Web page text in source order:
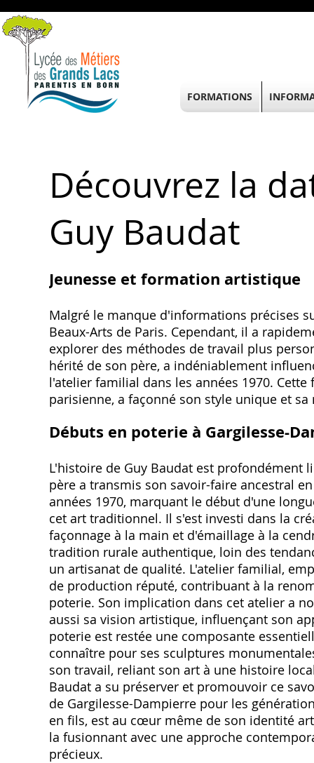
Découvrez la
Guy Baudat
Jeunesse et formation artistique
Malgré le manque d'informations précises
Beaux-Arts de Paris. Cependant, il a
explorer des méthodes de travail plus
hérité de son père, a indéniablement
l'atelier familial dans les années 1970.
parisienne, a façonné son style unique et
Débuts en poterie à Gargilesse-
L'histoire de Guy Baudat est profondément
père a transmis son savoir-faire ancestral
années 1970, marquant le début d'une
cet art traditionnel. Il s'est investi dans la
façonnage à la main et d'émaillage à la
tradition rurale authentique, loin des
un artisanat de qualité. L'atelier familial,
de production réputé, contribuant à la
poterie. Son implication dans cet atelier a
aussi sa vision artistique, influençant son
poterie est restée une composante
connaître pour ses sculptures
son travail, reliant son art à une histoire
Baudat a su préserver et promouvoir ce
de Gargilesse-Dampierre pour les
en fils, est au cœur même de son identité
la fusionnant avec une approche
précieux.
FORMATIONS